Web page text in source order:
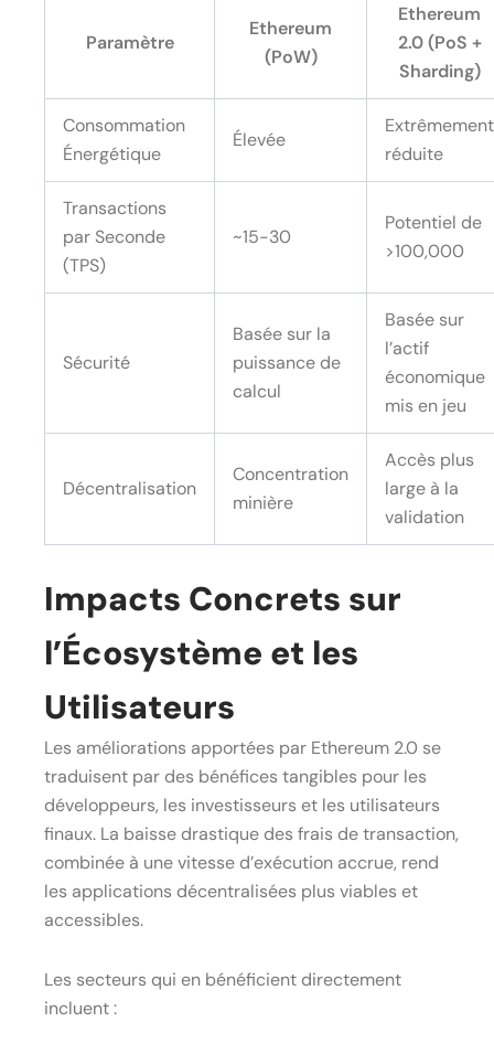
Paramètre
Ethereum
(PoW)
Ethereum
2.0 (PoS +
Sharding)
Consommation
Énergétique
Élevée
Extrêmement
réduite
Transactions
par Seconde
(TPS)
~15-30
Potentiel de
>100,000
Sécurité
Basée sur la
puissance de
calcul
Basée sur
l’actif
économique
mis en jeu
Décentralisation
Concentration
minière
Accès plus
large à la
validation
Impacts Concrets sur
l’Écosystème et les
Utilisateurs
Les améliorations apportées par Ethereum 2.0 se
traduisent par des bénéfices tangibles pour les
développeurs, les investisseurs et les utilisateurs
finaux. La baisse drastique des frais de transaction,
combinée à une vitesse d’exécution accrue, rend
les applications décentralisées plus viables et
accessibles.
Les secteurs qui en bénéficient directement
incluent :